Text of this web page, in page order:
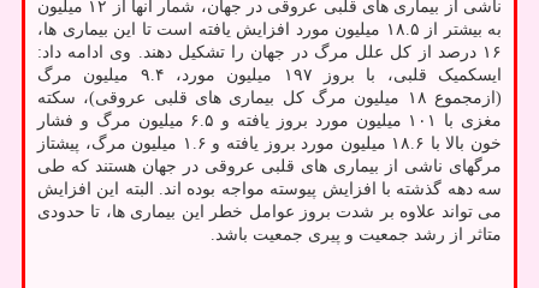
ناشی از بیماری های قلبی عروقی در جهان، شمار آنها از ۱۲ میلیون
به بیشتر از ۱۸.۵ میلیون مورد افزایش یافته است تا این بیماری ها،
۱۶ درصد از کل علل مرگ در جهان را تشکیل دهند. وی ادامه داد:
ایسکمیک قلبی، با بروز ۱۹۷ میلیون مورد، ۹.۴ میلیون مرگ
(ازمجموع ۱۸ میلیون مرگ کل بیماری های قلبی عروقی)، سکته
مغزی با ۱۰۱ میلیون مورد بروز یافته و ۶.۵ میلیون مرگ و فشار
خون بالا با ۱۸.۶ میلیون مورد بروز یافته و ۱.۶ میلیون مرگ، پیشتاز
مرگهای ناشی از بیماری های قلبی عروقی در جهان هستند که طی
سه دهه گذشته با افزایش پیوسته مواجه بوده اند. البته این افزایش
می تواند علاوه بر شدت بروز عوامل خطر این بیماری ها، تا حدودی
متاثر از رشد جمعیت و پیری جمعیت باشد.